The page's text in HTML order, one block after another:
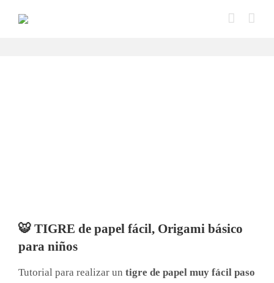
🐯 TIGRE de papel fácil, Origami básico
para niños
Tutorial para realizar un tigre de papel muy fácil paso